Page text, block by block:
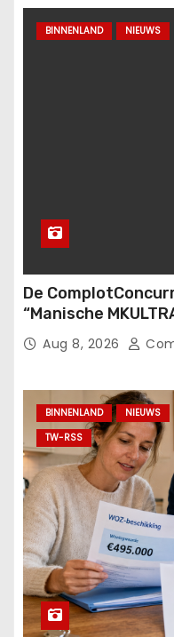
BINNENLAND NIEUWS
De
“Manische
Aug 8, 2026
BINNENLAND NIEUWS
TW-RSS